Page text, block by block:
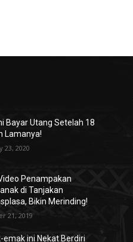
Bayar Utang Setelah 18
Lamanya!
23, 2020
Penampakan
di Tanjakan
Bikin Merinding!
21, 2019
emak ini Nekat Berdiri